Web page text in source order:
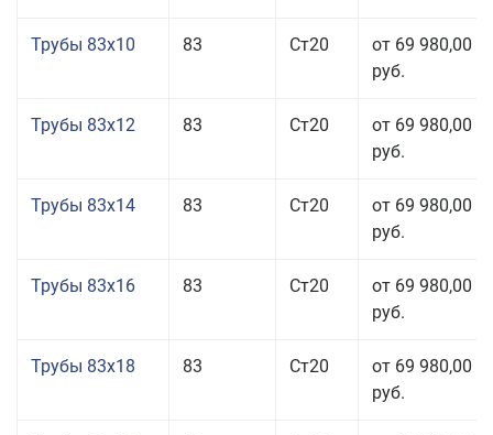
Трубы 83x10 83 Ст20
от 69 980,00
руб.
Трубы 83x12 83 Ст20
от 69 980,00
руб.
Трубы 83x14 83 Ст20
от 69 980,00
руб.
Трубы 83x16 83 Ст20
от 69 980,00
руб.
Трубы 83x18 83 Ст20
от 69 980,00
руб.